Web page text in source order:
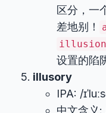
区分，一
差地别！
illusion
设置的陷
illusory
IPA: /
中文含义: